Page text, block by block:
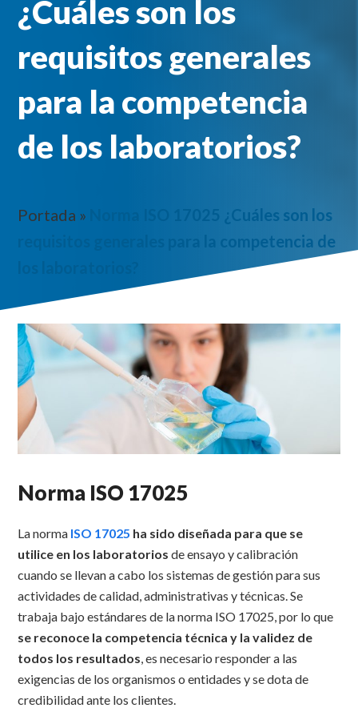
¿Cuáles son los
requisitos generales
para la competencia
de los laboratorios?
Portada »
Norma ISO 17025 ¿Cuáles son los
requisitos generales para la competencia de
Norma ISO 17025
La norma ISO 17025 ha sido diseñada para que se
utilice en los laboratorios de ensayo y calibración
cuando se llevan a cabo los sistemas de gestión para sus
actividades de calidad, administrativas y técnicas. Se
trabaja bajo estándares de la norma ISO 17025, por lo que
se reconoce la competencia técnica y la validez de
todos los resultados , es necesario responder a las
exigencias de los organismos o entidades y se dota de
credibilidad ante los clientes.